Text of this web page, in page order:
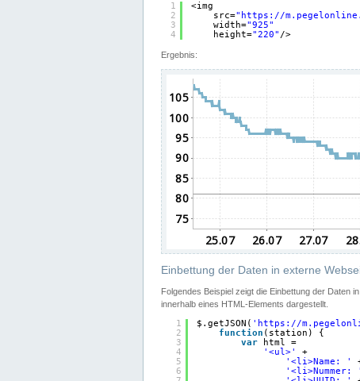
1
2
3
4
<img
src=" https://
width="925"
height="220" />
Ergebnis:
Einbettung der Daten in externe
Folgendes Beispiel zeigt die Einbettung der Daten
innerhalb eines HTML-Elements dargestellt.
1
2
3
4
5
6
$.getJSON( ' https://
function (station) {
var
html =
'<ul>'
+
'<li>Name: '
'<li>Nummer: '